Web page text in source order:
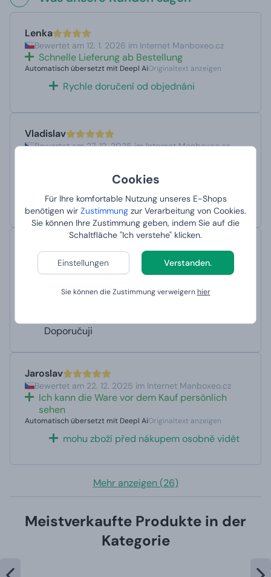
Cookies
Für Ihre komfortable Nutzung unseres E-Shops
benötigen wir Zustimmung zur Verarbeitung von Cookies.
Sie können Ihre Zustimmung geben, indem Sie auf die
Schaltfläche "Ich verstehe" klicken.
Einstellungen Verstanden.
Sie können die Zustimmung verweigernhier
Lenka
Bewertet am 12. 1. 2026 im Internet Manboxeo.cz
Schnelle Lieferung ab Bestellung
Automatisch übersetzt mit Deepl AiOriginaltext anzeigen
Rychle doručení od objednáni
Vladislav
Bewertet am 27. 12. 2025 im Internet Manboxeo.cz
Automatisch übersetzt mit Deepl AiOriginaltext anzeigen
Velmi rychlé doručení, kvalitní produkty, velká
spokojenost.
vladislav.kanak
Bewertet am 23. 12. 2025 im Internet Manboxeo.cz
Tadellose Arbeit, sehr schnelle Lieferung
Automatisch übersetzt mit Deepl AiOriginaltext anzeigen
Doporučuji
Jaroslav
Bewertet am 22. 12. 2025 im Internet Manboxeo.cz
Ich kann die Ware vor dem Kauf persönlich
sehen
Automatisch übersetzt mit Deepl AiOriginaltext anzeigen
mohu zboží před nákupem osobně vidět
Mehr anzeigen (26)
Meistverkaufte Produkte in der
Kategorie